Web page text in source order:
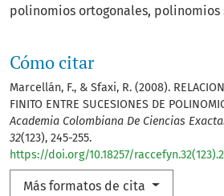
polinomios ortog­onales polinomios
Cómo citar
Marcellán, F., & Sfaxi, R. (2008).
FINITO ENTRE SUCESIONES DE
Academia Colombiana De Ciencias
32(123), 245-255.
https://doi.org/10.18257/
Más formatos de cita